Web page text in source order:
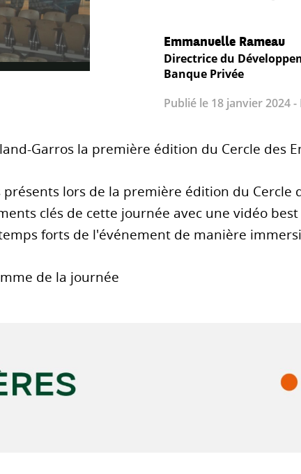
Emmanuelle Rameau
Directrice du
Banque Privée
Publié le 18 janvier 2024
Garros la première édition du Cercle des
lors de la première édition du Cercle
clés de cette journée avec une vidéo
forts de l'événement de manière
de la journée